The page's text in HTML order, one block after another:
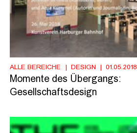
ALLE BEREICHE DESIGN 01.05.2018
Momente des Übergangs:
Gesellschaftsdesign